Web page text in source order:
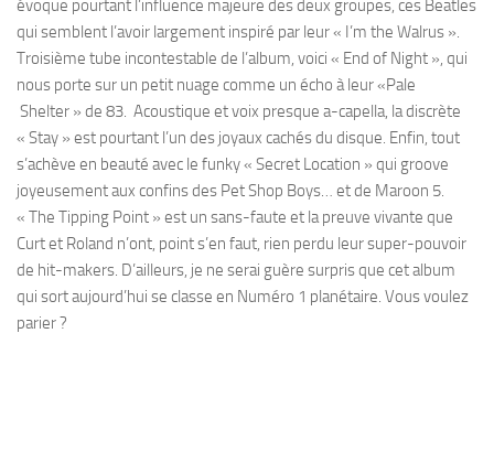
évoque pourtant l’influence majeure des deux groupes, ces Beatles
qui semblent l’avoir largement inspiré par leur « I’m the Walrus ».
Troisième tube incontestable de l’album, voici « End of Night », qui
nous porte sur un petit nuage comme un écho à leur «Pale
Shelter » de 83. Acoustique et voix presque a-capella, la discrète
« Stay » est pourtant l’un des joyaux cachés du disque. Enfin, tout
s’achève en beauté avec le funky « Secret Location » qui groove
joyeusement aux confins des Pet Shop Boys… et de Maroon 5.
« The Tipping Point » est un sans-faute et la preuve vivante que
Curt et Roland n’ont, point s’en faut, rien perdu leur super-pouvoir
de hit-makers. D’ailleurs, je ne serai guère surpris que cet album
qui sort aujourd’hui se classe en Numéro 1 planétaire. Vous voulez
parier ?